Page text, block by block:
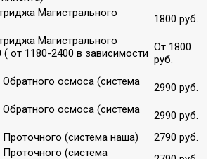
Магистрального
1800 руб.
Магистрального
от 1180-2400 в зависимости От 1800
руб.
осмоса (система
2990 руб.
осмоса (система
2990 руб.
(система наша)
2790 руб.
(система